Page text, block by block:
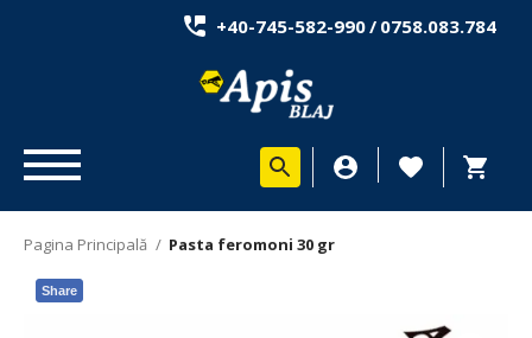
+40-745-582-990/ 0758.083.784
Pagina Principală / Pasta feromoni 30 gr
Share